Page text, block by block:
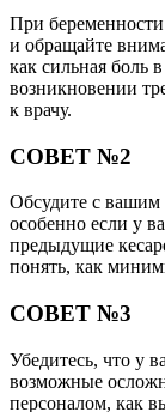
При беременности
и обращайте
как сильная боль
возникновении
к врачу.
СОВЕТ №2
Обсудите с вашим
особенно если у
предыдущие
понять, как
СОВЕТ №3
Убедитесь, что у
возможные
персоналом, как